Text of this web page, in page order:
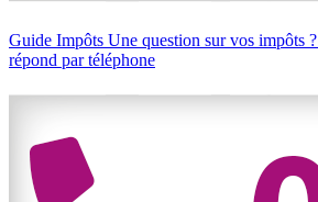
Guide Impôts Une question sur vos impôts ?
répond par téléphone